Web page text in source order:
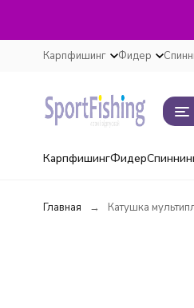
Карпфишинг Фидер
КарпфишингФидер
Главная Катушка